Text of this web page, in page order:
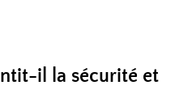
il la sécurité et